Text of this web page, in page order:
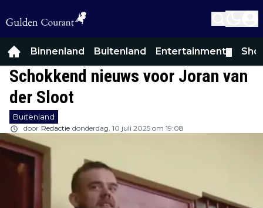
Binnenland Buitenland Entertainment
Schokkend nieuws voor Joran van
der Sloot
Buitenland
door Redactie donderdag, 10 juli 2025 om 19:08